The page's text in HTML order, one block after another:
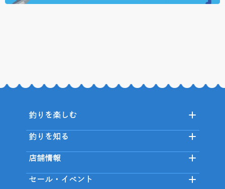
釣りを楽しむ
釣りを知る
店舗情報
セール・イベント